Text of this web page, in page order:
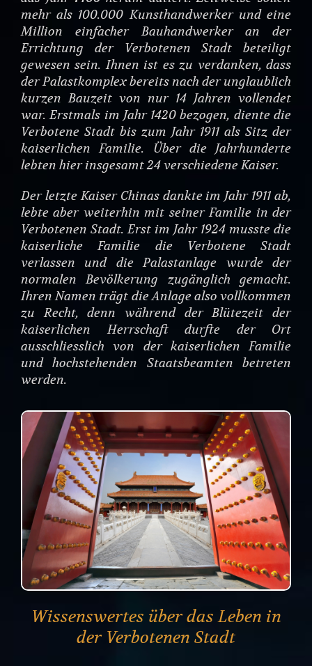
mehr als 100.000 Kunsthandwerker und eine
Million einfacher Bauhandwerker an der
Errichtung der Verbotenen Stadt beteiligt
gewesen sein. Ihnen ist es zu verdanken, dass
der Palastkomplex bereits nach der unglaublich
kurzen Bauzeit von nur 14 Jahren vollendet
war. Erstmals im Jahr 1420 bezogen, diente die
Verbotene Stadt bis zum Jahr 1911 als Sitz der
kaiserlichen Familie. Über die Jahrhunderte
lebten hier insgesamt 24 verschiedene Kaiser.
Der letzte Kaiser Chinas dankte im Jahr 1911 ab,
lebte aber weiterhin mit seiner Familie in der
Verbotenen Stadt. Erst im Jahr 1924 musste die
kaiserliche Familie die Verbotene Stadt
verlassen und die Palastanlage wurde der
normalen Bevölkerung zugänglich gemacht.
Ihren Namen trägt die Anlage also vollkommen
zu Recht, denn während der Blütezeit der
kaiserlichen Herrschaft durfte der Ort
ausschliesslich von der kaiserlichen Familie
und hochstehenden Staatsbeamten betreten
werden.
Wissenswertes über das Leben in
der Verbotenen Stadt